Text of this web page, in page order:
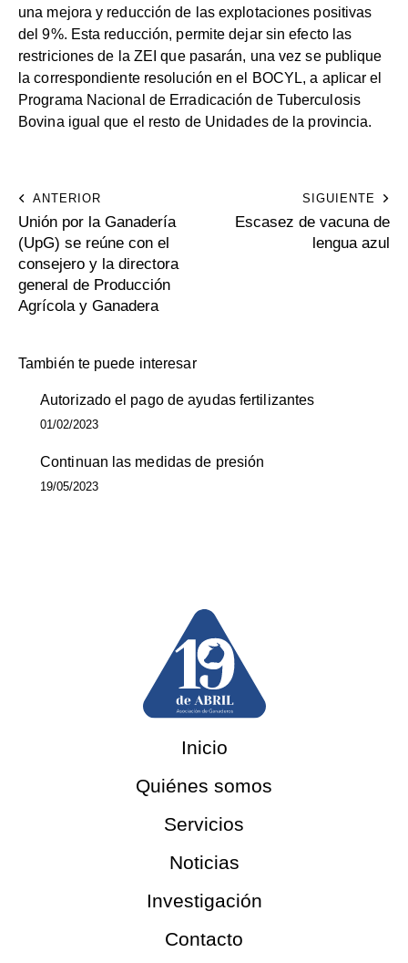
una mejora y reducción de las explotaciones positivas
del 9%. Esta reducción, permite dejar sin efecto las
restriciones de la ZEI que pasarán, una vez se publique
la correspondiente resolución en el BOCYL, a aplicar el
Programa Nacional de Erradicación de Tuberculosis
Bovina igual que el resto de Unidades de la provincia.
ANTERIOR
Unión por la Ganadería
(UpG) se reúne con el
consejero y la directora
general de Producción
Agrícola y Ganadera
SIGUIENTE
Escasez de vacuna de
lengua azul
También te puede interesar
Autorizado el pago de ayudas fertilizantes
01/02/2023
Continuan las medidas de presión
19/05/2023
Inicio
Quiénes somos
Servicios
Noticias
Investigación
Contacto